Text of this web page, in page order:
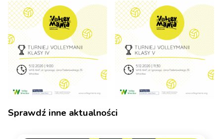
Sprawdź inne aktualności